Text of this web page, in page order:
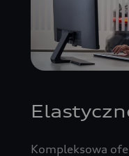
Kompleksowa